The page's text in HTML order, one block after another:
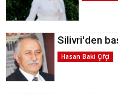
Silivri'den
Hasan Baki Çifçi